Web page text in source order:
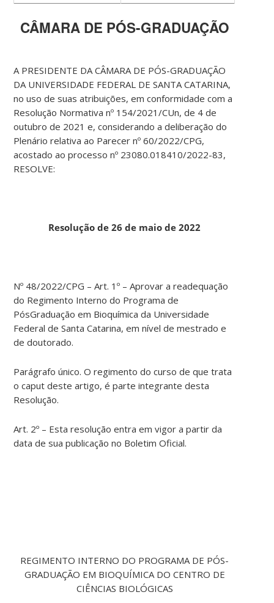
CÂMARA DE PÓS-GRADUAÇÃO
A PRESIDENTE DA CÂMARA DE PÓS-GRADUAÇÃO
DA UNIVERSIDADE FEDERAL DE SANTA CATARINA,
no uso de suas atribuições, em conformidade com a
Resolução Normativa nº 154/2021/CUn, de 4 de
outubro de 2021 e, considerando a deliberação do
Plenário relativa ao Parecer nº 60/2022/CPG,
acostado ao processo nº 23080.018410/2022-83,
RESOLVE:
Resolução de 26 de maio de 2022
Nº 48/2022/CPG – Art. 1º – Aprovar a readequação
do Regimento Interno do Programa de
PósGraduação em Bioquímica da Universidade
Federal de Santa Catarina, em nível de mestrado e
de doutorado.
Parágrafo único. O regimento do curso de que trata
o caput deste artigo, é parte integrante desta
Resolução.
Art. 2º – Esta resolução entra em vigor a partir da
data de sua publicação no Boletim Oficial.
REGIMENTO INTERNO DO PROGRAMA DE PÓS-
GRADUAÇÃO EM BIOQUÍMICA DO CENTRO DE
CIÊNCIAS BIOLÓGICAS